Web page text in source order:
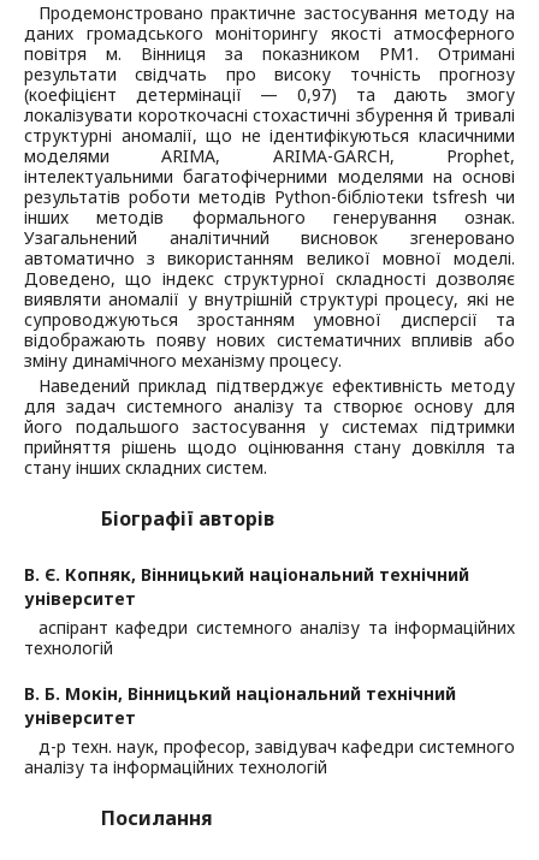
Продемонстровано практичне застосування методу на
даних громадського моніторингу якості атмосферного
повітря м. Вінниця за показником PM1. Отримані
результати свідчать про високу точність прогнозу
(коефіцієнт детермінації — 0,97) та дають змогу
локалізувати короткочасні стохастичні збурення й тривалі
структурні аномалії, що не ідентифікуються класичними
моделями ARIMA, ARIMA-GARCH, Prophet,
інтелектуальними багатофічерними моделями на основі
результатів роботи методів Python-бібліотеки tsfresh чи
інших методів формального генерування ознак.
Узагальнений аналітичний висновок згенеровано
автоматично з використанням великої мовної моделі.
Доведено, що індекс структурної складності дозволяє
виявляти аномалії у внутрішній структурі процесу, які не
супроводжуються зростанням умовної дисперсії та
відображають появу нових систематичних впливів або
зміну динамічного механізму процесу.
Наведений приклад підтверджує ефективність методу
для задач системного аналізу та створює основу для
його подальшого застосування у системах підтримки
прийняття рішень щодо оцінювання стану довкілля та
стану інших складних систем.
Біографії авторів
В. Є. Копняк, Вінницький національний технічний
університет
аспірант кафедри системного аналізу та інформаційних
технологій
В. Б. Мокін, Вінницький національний технічний
університет
д-р техн. наук, професор, завідувач кафедри системного
аналізу та інформаційних технологій
Посилання